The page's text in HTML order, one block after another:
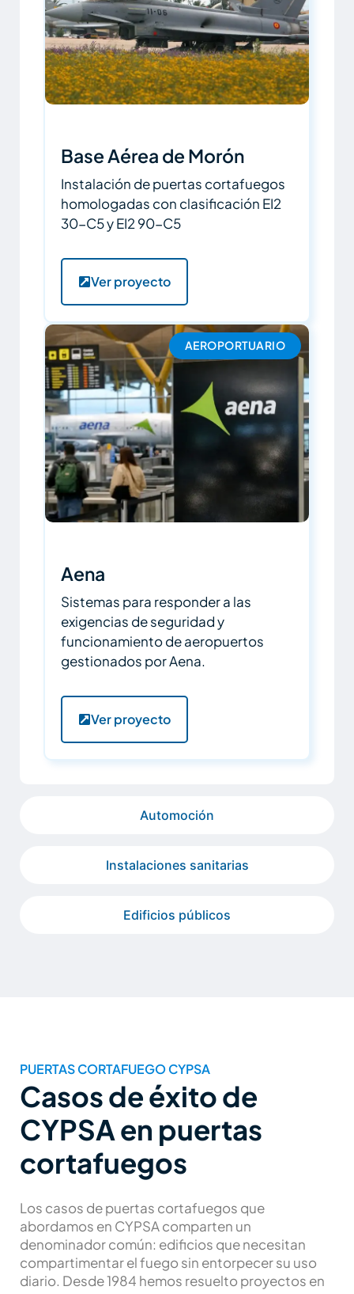
Automoción
Instalaciones sanitarias
Edificios públicos
Base Aérea de Morón
Instalación de puertas cortafuegos
homologadas con clasificación EI2
30-C5 y EI2 90-C5
Ver proyecto
AEROPORTUARIO
Aena
Sistemas para responder a las
exigencias de seguridad y
funcionamiento de aeropuertos
gestionados por Aena.
Ver proyecto
PUERTAS CORTAFUEGO CYPSA
Casos de éxito de
CYPSA en puertas
cortafuegos
Los casos de puertas cortafuegos que
abordamos en CYPSA comparten un
denominador común: edificios que necesitan
compartimentar el fuego sin entorpecer su uso
diario. Desde 1984 hemos resuelto proyectos en